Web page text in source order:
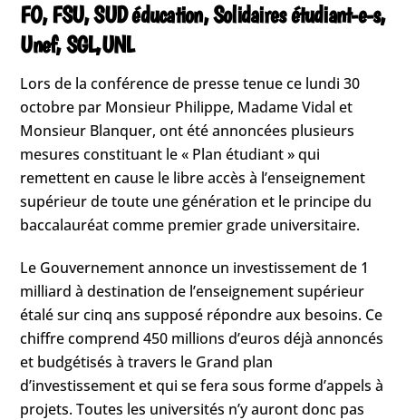
FO, FSU, SUD éducation, Solidaires étudiant-e-s,
Unef, SGL,UNL
Lors de la conférence de presse tenue ce lundi 30
octobre par Monsieur Philippe, Madame Vidal et
Monsieur Blanquer, ont été annoncées plusieurs
mesures constituant le « Plan étudiant » qui
remettent en cause le libre accès à l’enseignement
supérieur de toute une génération et le principe du
baccalauréat comme premier grade universitaire.
Le Gouvernement annonce un investissement de 1
milliard à destination de l’enseignement supérieur
étalé sur cinq ans supposé répondre aux besoins. Ce
chiffre comprend 450 millions d’euros déjà annoncés
et budgétisés à travers le Grand plan
d’investissement et qui se fera sous forme d’appels à
projets. Toutes les universités n’y auront donc pas